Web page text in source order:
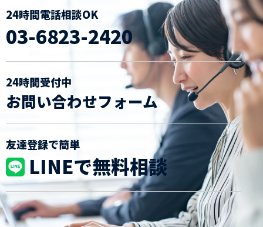
24時間電話相談OK
03-6823-2420
24時間受付中
お問い合わせフォーム
友達登録で簡単
LINEで無料相談